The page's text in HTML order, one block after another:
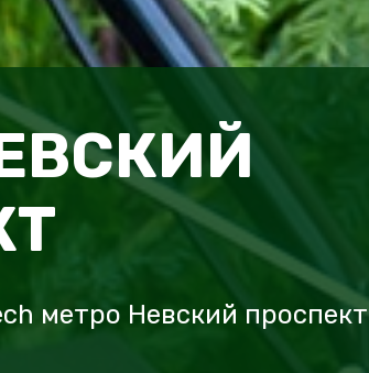
метро Невский проспект